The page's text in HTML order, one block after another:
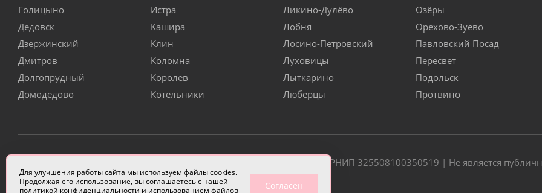
Голицыно
Дедовск
Дзержинский
Дмитров
Долгопрудный
Домодедово
Истра
Кашира
Клин
Коломна
Королев
Котельники
Ликино-Дулёво
Лобня
Лосино-Петровский
Луховицы
Лыткарино
Люберцы
Озёры
Орехово-Зуево
Павловский Посад
Пересвет
Подольск
Протвино
ИП Чулкова Анастасия Александровна ИНН 331405822720 | ОГРН/ОГРНИП 325508100350519 | Не является
Для улучшения работы сайта мы используем файлы cookies.
Продолжая его использование, вы соглашаетесь с нашей
политикой конфиденциальности и использованием файлов Согласен